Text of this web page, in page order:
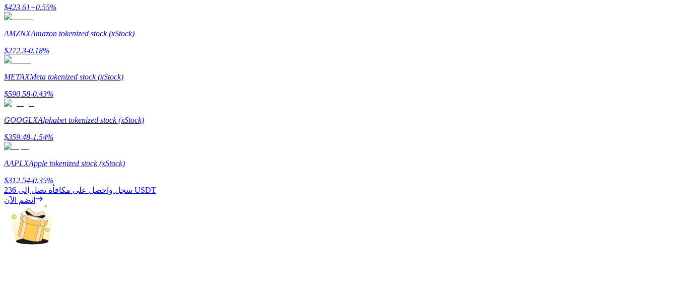
دليل المبتدئين للعقود الآجلة
استراتيجيات التداول
تعلم كيفية البقاء مربحة
$423.61+0.55%
AMZNXAmazon tokenized stock (xStock)
$272.3-0.18%
METAXMeta tokenized stock (xStock)
$590.58-0.43%
GOOGLXAlphabet tokenized stock (xStock)
$359.48-1.54%
AAPLXApple tokenized stock (xStock)
$312.54-0.35%
سجل واحصل على مكافأة تصل إلى 236 USDT
انضم الآن